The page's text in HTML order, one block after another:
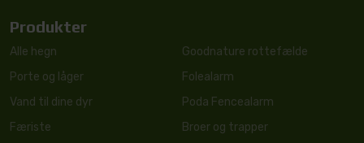
Produkter
Alle hegn
Porte og låger
Vand til dine dyr
Færiste
Goodnature rottefælde
Folealarm
Poda Fencealarm
Broer og trapper